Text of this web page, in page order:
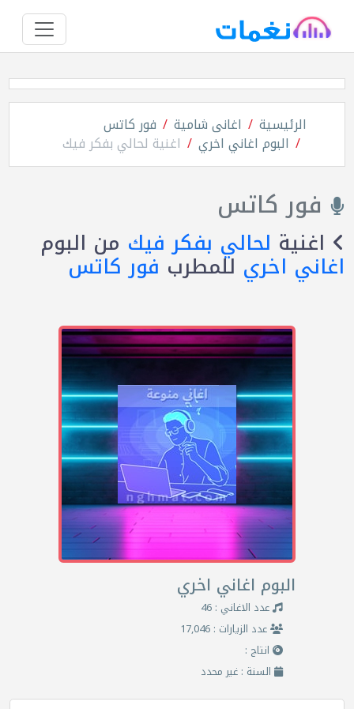
الرئيسية اغانى شامية فور كاتس
البوم اغاني اخري اغنية لحالي بفكر فيك
فور كاتس
اغنية لحالي بفكر فيك من البوم
اغاني اخري للمطرب فور كاتس
البوم اغاني اخري
عدد الاغاني : 46
عدد الزيارات : 17,046
انتاج :
السنة : غير محدد